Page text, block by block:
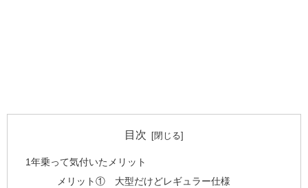
目次
1年乗って気付いたメリット
メリット① 大型だけどレギュラー仕様